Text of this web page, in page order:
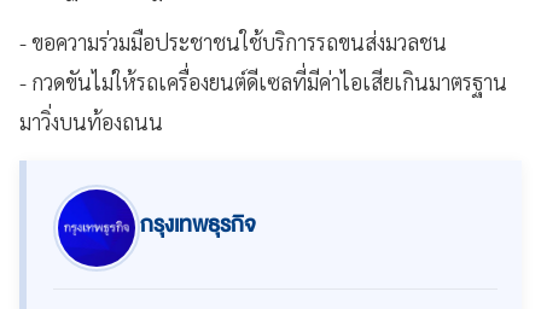
- ขอความร่วมมือประชาชนใช้บริการรถขนส่งมวลชน
- กวดขันไม่ให้รถเครื่องยนต์ดีเซลที่มีค่าไอเสียเกินมาตรฐาน
มาวิ่งบนท้องถนน
กรุงเทพธุรกิจ